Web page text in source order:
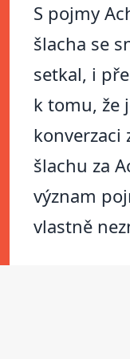
S pojmy
šlacha se
setkal, i
k tomu, že
konverzaci
šlachu za
význam
vlastně